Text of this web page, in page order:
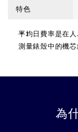
特色
平均日費率是在
測量錶殼中的機芯
為